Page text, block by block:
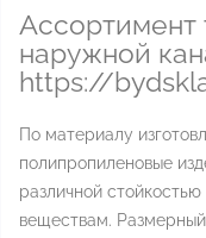
Ассортимент
наружной
https://
По материалу
полипропиленовые
различной
веществам.